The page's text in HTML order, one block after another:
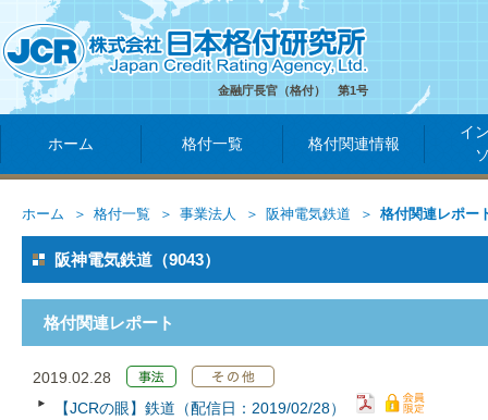
金融庁長官（格付） 第1号
ホーム 格付一覧 格付関連情報
イ
ホーム 格付一覧 事業法人 阪神電気鉄道 格付関連レポー
阪神電気鉄道（9043）
格付関連レポート
2019.02.28
【JCRの眼】鉄道（配信日：2019/02/28）